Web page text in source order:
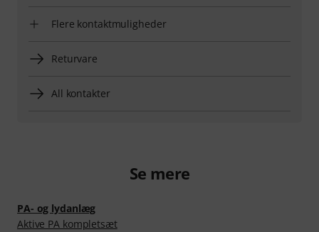
Flere kontaktmuligheder
Returvare
All kontakter
Se mere
PA- og lydanlæg
Aktive PA kompletsæt